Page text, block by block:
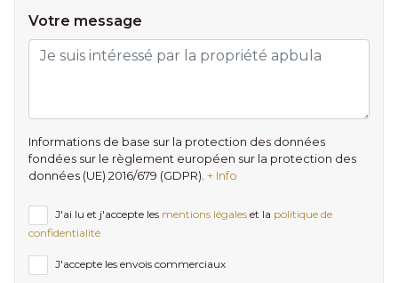
Votre message
Informations de base sur la protection des données
fondées sur le règlement européen sur la protection des
données (UE) 2016/679 (GDPR). + Info
J'ai lu et j'accepte les mentions légales et la politique de
confidentialité
J'accepte les envois commerciaux